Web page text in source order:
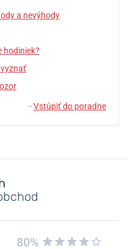
a nevýhody
hodiniek?
↓ Vstúpiť do poradne
80%